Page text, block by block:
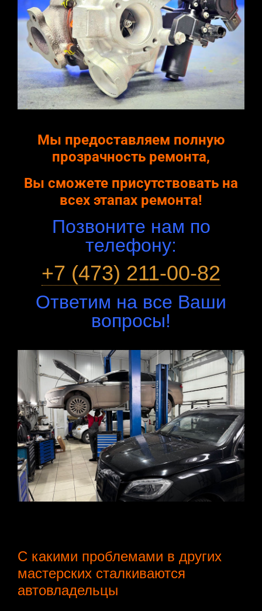
Мы предоставляем полную
прозрачность ремонта,
Вы сможете присутствовать на
всех этапах ремонта!
Позвоните нам по
телефону:
+7 (473) 211-00-82
Ответим на все Ваши
вопросы!
С какими проблемами в других
мастерских сталкиваются
автовладельцы